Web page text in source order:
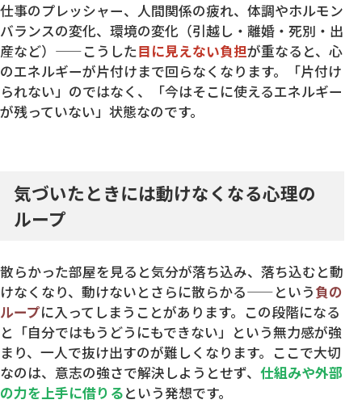
仕事のプレッシャー、人間関係の疲れ、体調やホルモン
バランスの変化、環境の変化（引越し・離婚・死別・出
産など）——こうした目に見えない負担が重なると、心
のエネルギーが片付けまで回らなくなります。「片付け
られない」のではなく、「今はそこに使えるエネルギー
が残っていない」状態なのです。
気づいたときには動けなくなる心理の
ループ
散らかった部屋を見ると気分が落ち込み、落ち込むと動
けなくなり、動けないとさらに散らかる——という負の
ループに入ってしまうことがあります。この段階になる
と「自分ではもうどうにもできない」という無力感が強
まり、一人で抜け出すのが難しくなります。ここで大切
なのは、意志の強さで解決しようとせず、 仕組みや外部
の力を上手に借りるという発想です。